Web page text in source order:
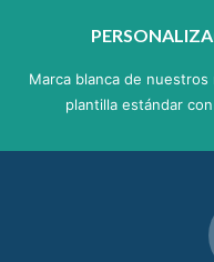
Marca blanca de
plantilla estándar